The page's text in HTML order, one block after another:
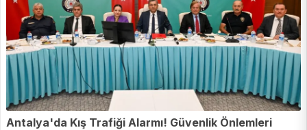
Antalya'da Kış Trafiği Alarmı! Güvenlik Önlemleri